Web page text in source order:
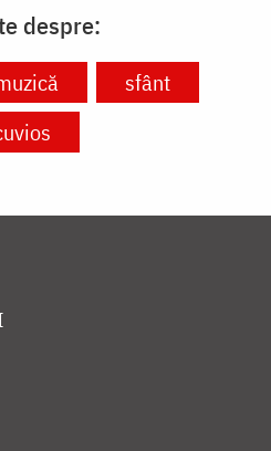
despre:
sfânt